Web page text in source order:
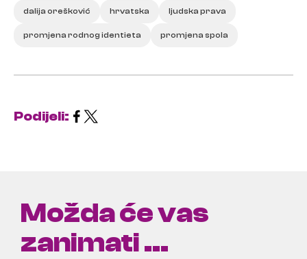
dalija orešković hrvatska ljudska prava
promjena rodnog identieta promjena spola
Podijeli:
Možda će vas
zanimati ...